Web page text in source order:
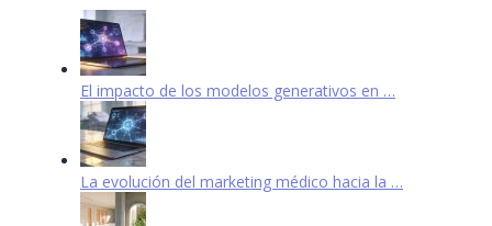
El impacto de los modelos generativos en …
La evolución del marketing médico hacia la …